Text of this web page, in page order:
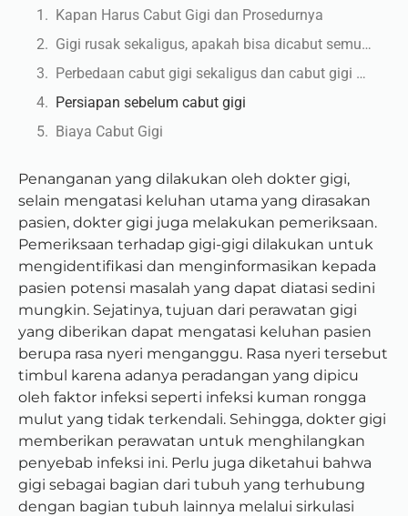
Kapan Harus Cabut Gigi dan Prosedurnya
Gigi rusak sekaligus, apakah bisa dicabut semua?
Perbedaan cabut gigi sekaligus dan cabut gigi satu
Persiapan sebelum cabut gigi
Biaya Cabut Gigi
Penanganan yang dilakukan oleh dokter gigi,
selain mengatasi keluhan utama yang dirasakan
pasien, dokter gigi juga melakukan pemeriksaan.
Pemeriksaan terhadap gigi-gigi dilakukan untuk
mengidentifikasi dan menginformasikan kepada
pasien potensi masalah yang dapat diatasi sedini
mungkin. Sejatinya, tujuan dari perawatan gigi
yang diberikan dapat mengatasi keluhan pasien
berupa rasa nyeri menganggu. Rasa nyeri tersebut
timbul karena adanya peradangan yang dipicu
oleh faktor infeksi seperti infeksi kuman rongga
mulut yang tidak terkendali. Sehingga, dokter gigi
memberikan perawatan untuk menghilangkan
penyebab infeksi ini. Perlu juga diketahui bahwa
gigi sebagai bagian dari tubuh yang terhubung
dengan bagian tubuh lainnya melalui sirkulasi